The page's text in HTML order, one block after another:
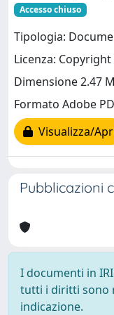
Accesso chiuso
Tipologia:
Licenza:
Dimensione 2.47
Formato Adobe
Visualizza/
Pubblicazioni
I documenti in
tutti i diritti sono
indicazione.